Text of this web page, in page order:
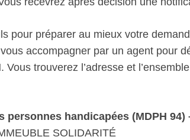
pour préparer au mieux votre
accompagner par un agent pour
Vous trouverez l’adresse et
personnes handicapées (MDPH 94)
SOLIDARITÉ